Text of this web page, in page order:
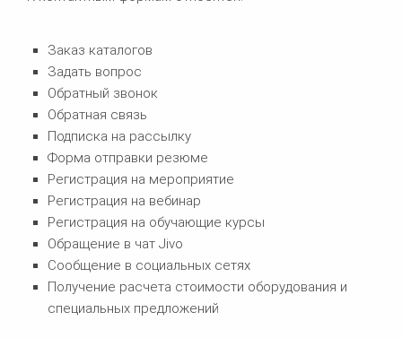
Заказ каталогов
Задать вопрос
Обратный звонок
Обратная связь
Подписка на рассылку
Форма отправки резюме
Регистрация на мероприятие
Регистрация на вебинар
Регистрация на обучающие курсы
Обращение в чат Jivo
Сообщение в социальных сетях
Получение расчета стоимости оборудования и
специальных предложений